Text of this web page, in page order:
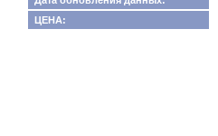
ЦЕНА: